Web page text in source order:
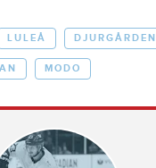
LULEÅ DJURGÅRDEN
MODO